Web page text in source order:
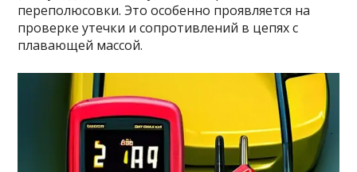
переполюсовки. Это особенно проявляется на
проверке утечки и сопротивлений в цепях с
плавающей массой.